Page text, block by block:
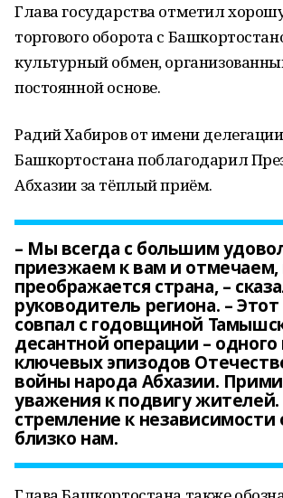
Глава государства отметил
торгового оборота с
культурный обмен,
постоянной основе.
Радий Хабиров от имени делегации
Башкортостана поблагодарил
Абхазии за тёплый приём.
– Мы всегда с большим
приезжаем к вам и отмечаем,
преображается страна, –
руководитель региона. –
совпал с годовщиной
десантной операции – одного
ключевых эпизодов
войны народа Абхазии.
уважения к подвигу
стремление к независимости
близко нам.